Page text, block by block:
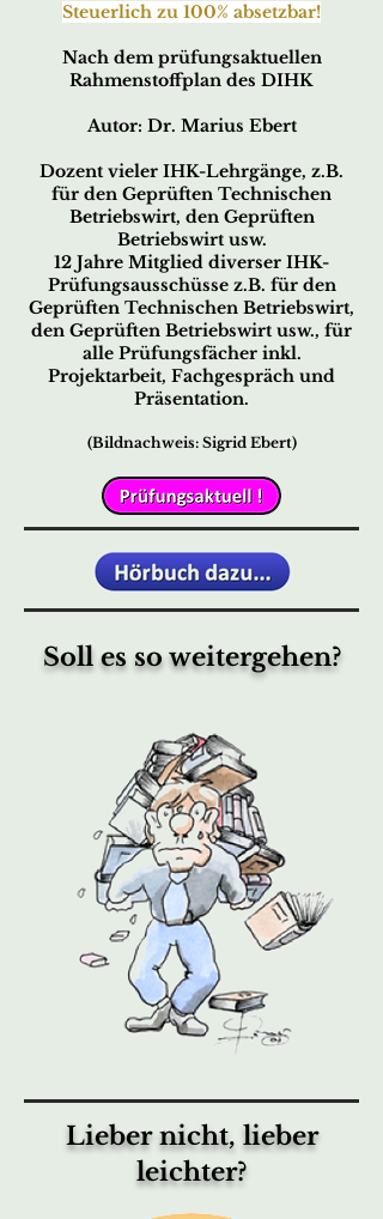
Steuerlich zu 100% absetzbar!
Nach dem prüfungsaktuellen
Rahmenstoffplan des DIHK
Autor: Dr. Marius Ebert
Dozent vieler IHK-Lehrgänge, z.B.
für den Geprüften Technischen
Betriebswirt, den Geprüften
Betriebswirt usw.
12 Jahre Mitglied diverser IHK-
Prüfungsausschüsse z.B. für den
Geprüften Technischen Betriebswirt,
den Geprüften Betriebswirt usw., für
alle Prüfungsfächer inkl.
Projektarbeit, Fachgespräch und
Präsentation.
(Bildnachweis: Sigrid Ebert)
Soll es so weitergehen?
Lieber nicht, lieber
leichter?